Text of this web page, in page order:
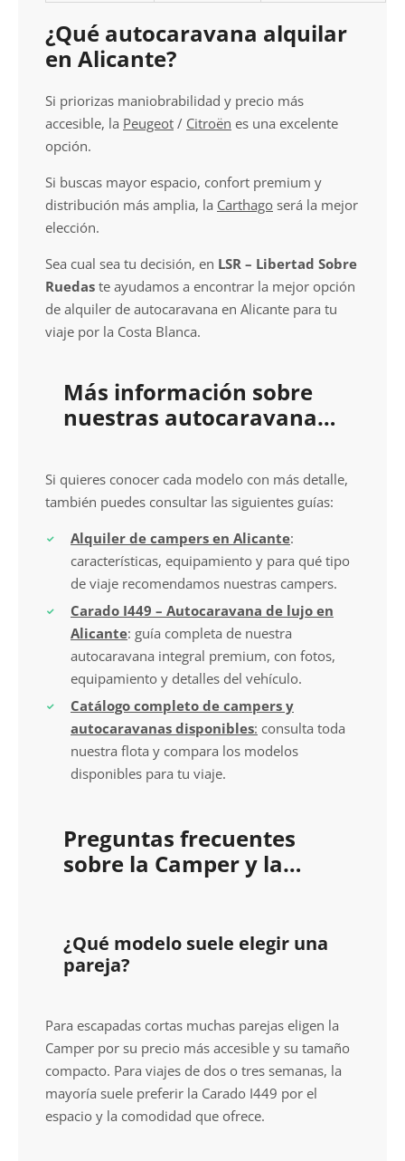
¿Qué autocaravana alquilar
en Alicante?
Si priorizas maniobrabilidad y precio más
accesible, la Peugeot / Citroën es una excelente
opción.
Si buscas mayor espacio, confort premium y
distribución más amplia, la Carthago será la mejor
elección.
Sea cual sea tu decisión, en LSR – Libertad Sobre
Ruedas te ayudamos a encontrar la mejor opción
de alquiler de autocaravana en Alicante para tu
viaje por la Costa Blanca.
Más información sobre
nuestras autocaravanas
Si quieres conocer cada modelo con más detalle,
también puedes consultar las siguientes guías:
Alquiler de campers en Alicante:
características, equipamiento y para qué tipo
de viaje recomendamos nuestras campers.
Carado I449 – Autocaravana de lujo en
Alicante: guía completa de nuestra
autocaravana integral premium, con fotos,
equipamiento y detalles del vehículo.
Catálogo completo de campers y
autocaravanas disponibles: consulta toda
nuestra flota y compara los modelos
disponibles para tu viaje.
Preguntas frecuentes
sobre la Camper y la
¿Qué modelo suele elegir una
pareja?
Para escapadas cortas muchas parejas eligen la
Camper por su precio más accesible y su tamaño
compacto. Para viajes de dos o tres semanas, la
mayoría suele preferir la Carado I449 por el
espacio y la comodidad que ofrece.